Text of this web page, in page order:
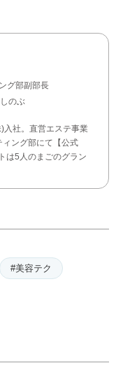
グ部副部長
のぶ
社。直営エステ事業
ング部にて【公式
は5人のまごのグラン
#美容テク